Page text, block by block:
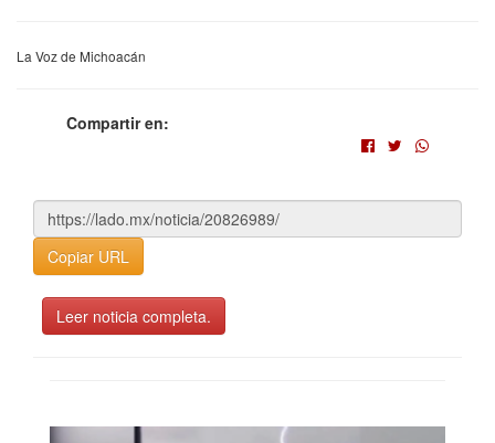
La Voz de Michoacán
Compartir en:
Copiar URL
Leer noticia completa.